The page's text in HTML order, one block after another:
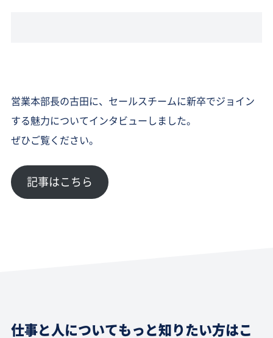
営業本部長の古田に、セールスチームに新卒でジョイン
する魅力についてインタビューしました。
ぜひご覧ください。
記事はこちら
仕事と人についてもっと知りたい方はこ